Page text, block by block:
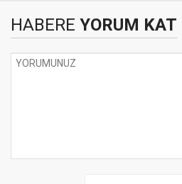
HABERE YORUM KAT